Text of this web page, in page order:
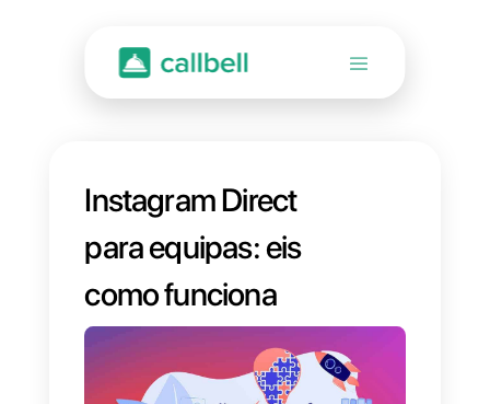
Instagram Direct
para equipas: eis
como funciona